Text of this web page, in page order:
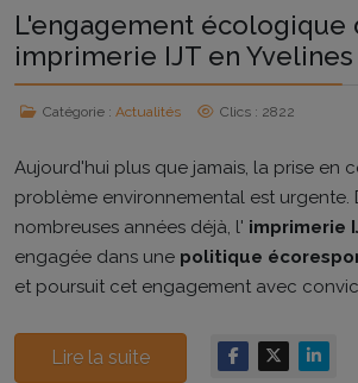
L'engagement écologique
imprimerie IJT en Yvelines
Catégorie : Actualités Clics : 2822
Aujourd'hui plus que jamais, la prise en
problème environnemental est urgente.
nombreuses années déjà, l' imprimerie
engagée dans une politique
et poursuit cet engagement avec
Lire la suite